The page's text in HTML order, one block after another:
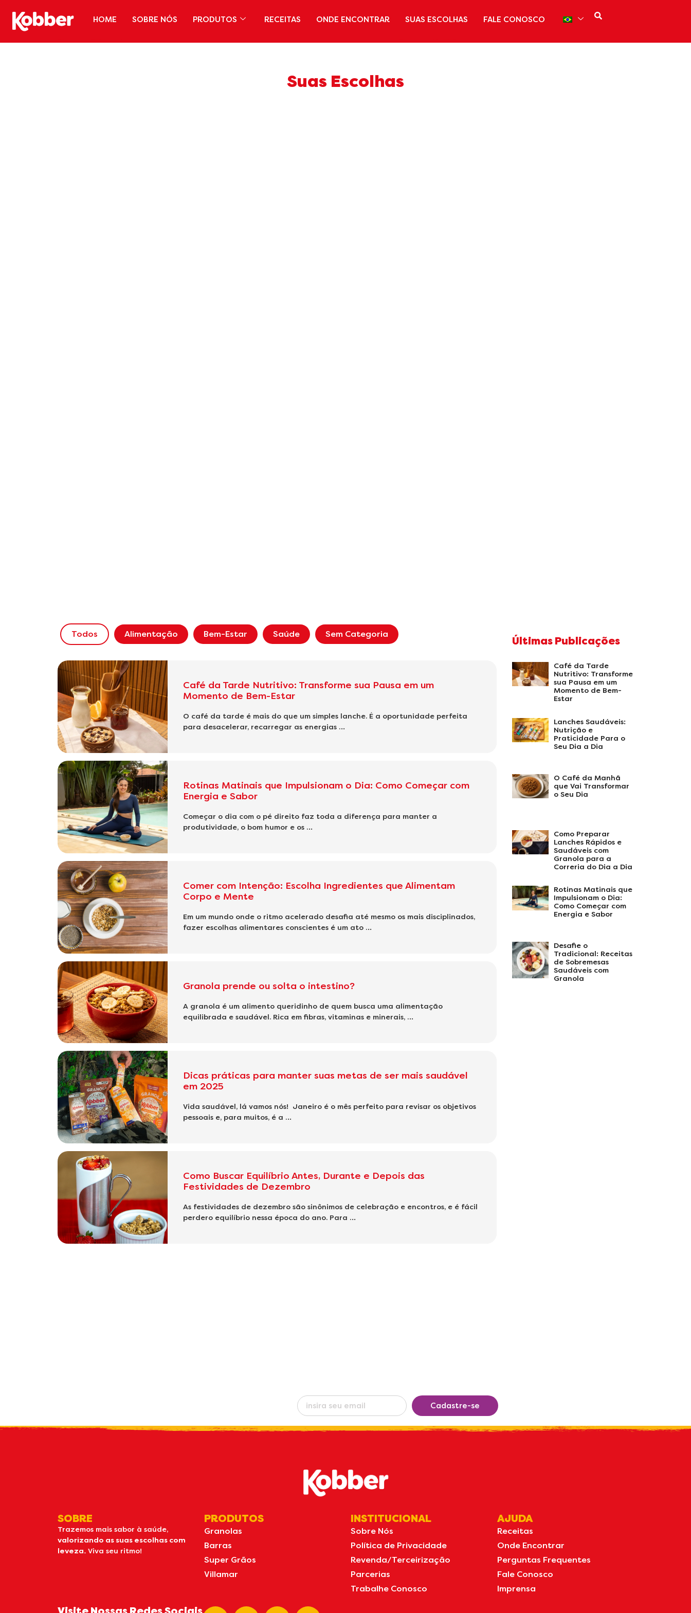
HOME SOBRE NÓS PRODUTOS RECEITAS ONDE ENCONTRAR SUAS ESCOLHAS FALE CONOSCO
Suas Escolhas
Todos Alimentação Bem-Estar Saúde Sem Categoria
Café da Tarde Nutritivo: Transforme sua Pausa em um
Momento de Bem-Estar
O café da tarde é mais do que um simples lanche. É a oportunidade perfeita
para desacelerar, recarregar as energias …
Rotinas Matinais que Impulsionam o Dia: Como Começar com
Energia e Sabor
Começar o dia com o pé direito faz toda a diferença para manter a
produtividade, o bom humor e os …
Comer com Intenção: Escolha Ingredientes que Alimentam
Corpo e Mente
Em um mundo onde o ritmo acelerado desafia até mesmo os mais disciplinados,
fazer escolhas alimentares conscientes é um ato …
Granola prende ou solta o intestino?
A granola é um alimento queridinho de quem busca uma alimentação
equilibrada e saudável. Rica em fibras, vitaminas e minerais, …
Dicas práticas para manter suas metas de ser mais saudável
em 2025
Vida saudável, lá vamos nós! Janeiro é o mês perfeito para revisar os objetivos
pessoais e, para muitos, é a …
Como Buscar Equilíbrio Antes, Durante e Depois das
Festividades de Dezembro
As festividades de dezembro são sinônimos de celebração e encontros, e é fácil
perdero equilíbrio nessa época do ano. Para …
Últimas Publicações
Café da Tarde
Nutritivo: Transforme
sua Pausa em um
Momento de Bem-
Estar
Lanches Saudáveis:
Nutrição e
Praticidade Para o
Seu Dia a Dia
O Café da Manhã
que Vai Transformar
o Seu Dia
Como Preparar
Lanches Rápidos e
Saudáveis com
Granola para a
Correria do Dia a Dia
Rotinas Matinais que
Impulsionam o Dia:
Como Começar com
Energia e Sabor
Desafie o
Tradicional: Receitas
de Sobremesas
Saudáveis com
Granola
Cadastre-se
SOBRE
Trazemos mais sabor à saúde,
valorizando as suas escolhas com
leveza. Viva seu ritmo!
PRODUTOS
Granolas
Barras
Super Grãos
Villamar
INSTITUCIONAL
Sobre Nós
Política de Privacidade
Revenda/Terceirização
Parcerias
Trabalhe Conosco
AJUDA
Receitas
Onde Encontrar
Perguntas Frequentes
Fale Conosco
Imprensa